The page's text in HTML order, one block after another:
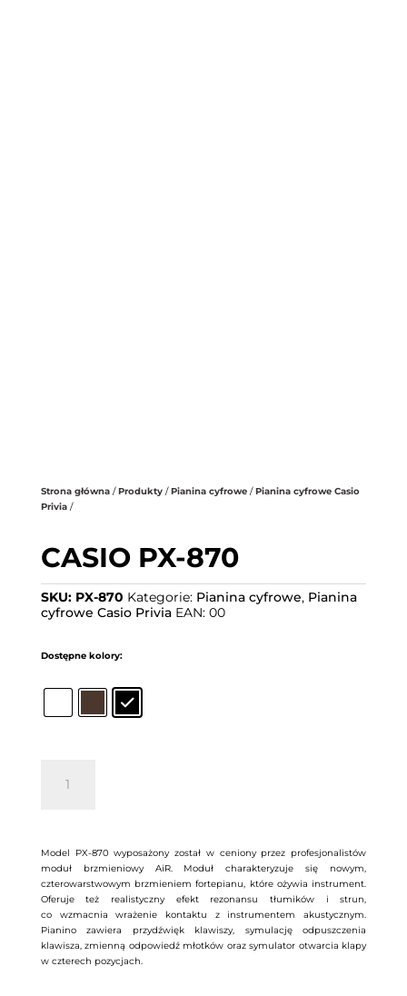
Strona główna/Produkty/Pianina cyfrowe/Pianina cyfrowe Casio
Privia/
CASIO PX-870
SKU: PX-870 Kategorie: Pianina cyfrowe, Pianina
cyfrowe Casio Privia EAN: 00
Dostępne kolory:
CASIO
Model PX-870 wyposażony został w ceniony przez profesjonalistów
moduł brzmieniowy AiR. Moduł charakteryzuje się nowym,
czterowarstwowym brzmieniem fortepianu, które ożywia instrument.
Oferuje też realistyczny efekt rezonansu tłumików i strun,
co wzmacnia wrażenie kontaktu z instrumentem akustycznym.
Pianino zawiera przydźwięk klawiszy, symulację odpuszczenia
klawisza, zmienną odpowiedź młotków oraz symulator otwarcia klapy
w czterech pozycjach.